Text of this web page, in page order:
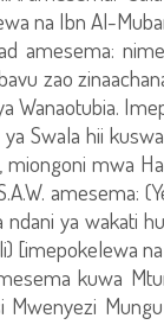
na Ibn Al-
amesema:
zao
Wanaotubia.
Swala hii
miongoni mwa
amesema:
ya wakati
[imepokelewa
kuwa